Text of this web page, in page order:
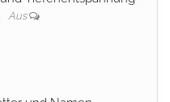
Aus